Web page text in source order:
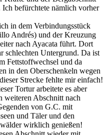
befürchtete nämlich vorher
in dem Verbindungsstück
Andrés) und der Kreuzung
nach Ayacata führt. Dort
schlechten Untergrund. Da ist
Fettstoffwechsel und da
in den Oberschenkeln wegen
Strecke fehlte mir einfach!
Tortur arbeitete es aber
weiteren Abschnitt nach
von G.C. mit
und Täler und den
wirklich genießen!